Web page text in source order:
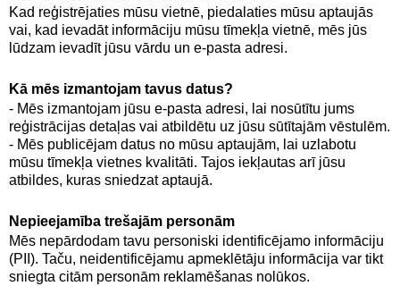
Kad reģistrējaties mūsu vietnē, piedalaties mūsu aptaujās
vai, kad ievadāt informāciju mūsu tīmekļa vietnē, mēs jūs
lūdzam ievadīt jūsu vārdu un e-pasta adresi.
Kā mēs izmantojam tavus datus?
- Mēs izmantojam jūsu e-pasta adresi, lai nosūtītu jums
reģistrācijas detaļas vai atbildētu uz jūsu sūtītajām vēstulēm.
- Mēs publicējam datus no mūsu aptaujām, lai uzlabotu
mūsu tīmekļa vietnes kvalitāti. Tajos iekļautas arī jūsu
atbildes, kuras sniedzat aptaujā.
Nepieejamība trešajām personām
Mēs nepārdodam tavu personiski identificējamo informāciju
(PII). Taču, neidentificējamu apmeklētāju informācija var tikt
sniegta citām personām reklamēšanas nolūkos.